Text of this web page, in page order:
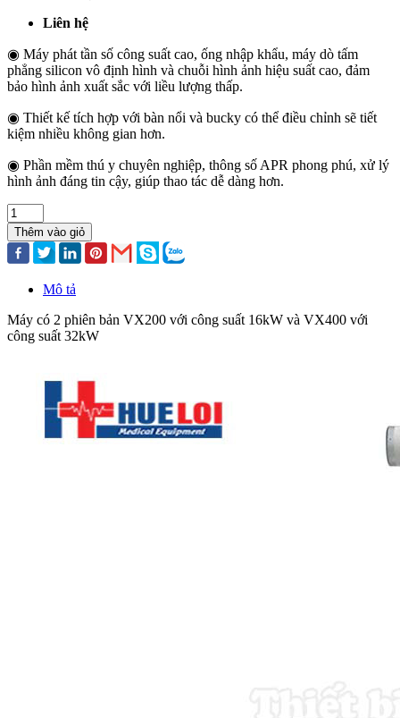
Liên hệ
◉ Máy phát tần số công suất cao, ống nhập khẩu, máy dò tấm
phẳng silicon vô định hình và chuỗi hình ảnh hiệu suất cao, đảm
bảo hình ảnh xuất sắc với liều lượng thấp.
◉ Thiết kế tích hợp với bàn nổi và bucky có thể điều chỉnh sẽ tiết
kiệm nhiều không gian hơn.
◉ Phần mềm thú y chuyên nghiệp, thông số APR phong phú, xử lý
hình ảnh đáng tin cậy, giúp thao tác dễ dàng hơn.
Thêm vào giỏ
Mô tả
Máy có 2 phiên bản VX200 với công suất 16kW và VX400 với
công suất 32kW